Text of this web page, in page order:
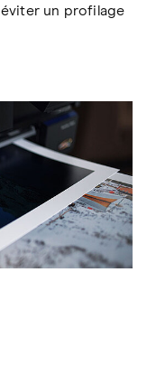
un profilage